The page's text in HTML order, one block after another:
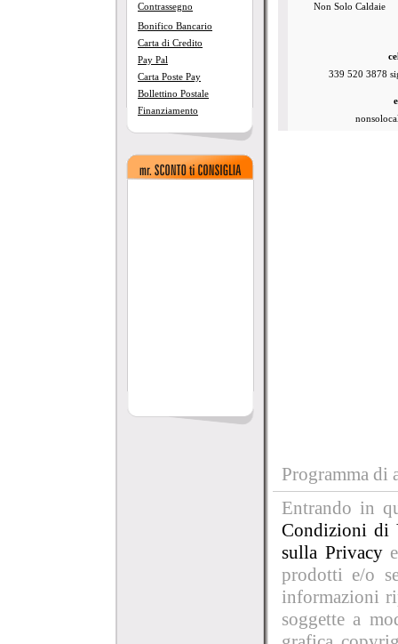
Contrassegno
Bonifico Bancario
Carta di Credito
Pay Pal
Carta Poste Pay
Bollettino Postale
Finanziamento
Non Solo Caldaie
339 520 3878
Programma di
Entrando in
Condizioni di
sulla Privacy
prodotti e/o
informazioni
soggette a